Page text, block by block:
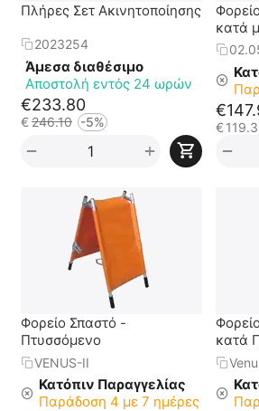
Πλήρες Σετ Ακινητοποίησης
2023254
Άμεσα διαθέσιμο
Αποστολή εντός 24 ωρών
€233.80
€ 246.10 -5%
+
−
κατά
€
€
−
Φορείο Σπαστό -
Πτυσσόμενο
VENUS-II
Κατόπιν Παραγγελίας
Παράδοση 4 με 7 ημέρες
κατά
Ύψος